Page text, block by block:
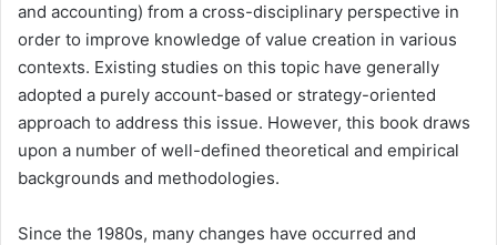
and accounting) from a cross-disciplinary perspective in
order to improve knowledge of value creation in various
contexts. Existing studies on this topic have generally
adopted a purely account-based or strategy-oriented
approach to address this issue. However, this book draws
upon a number of well-defined theoretical and empirical
backgrounds and methodologies.
Since the 1980s, many changes have occurred and